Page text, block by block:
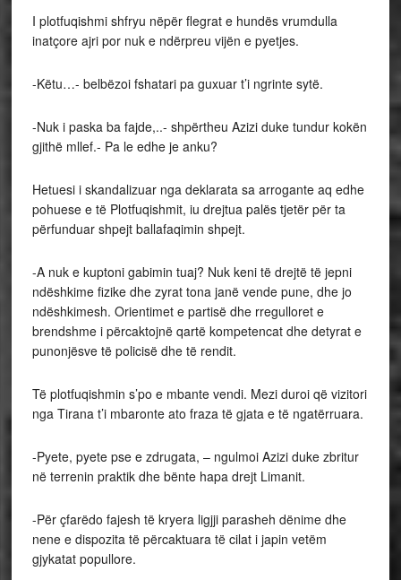
I plotfuqishmi shfryu nëpër flegrat e hundës vrumdulla
inatçore ajri por nuk e ndërpreu vijën e pyetjes.
-Këtu…- belbëzoi fshatari pa guxuar t’i ngrinte sytë.
-Nuk i paska ba fajde,..- shpërtheu Azizi duke tundur kokën
gjithë mllef.- Pa le edhe je anku?
Hetuesi i skandalizuar nga deklarata sa arrogante aq edhe
pohuese e të Plotfuqishmit, iu drejtua palës tjetër për ta
përfunduar shpejt ballafaqimin shpejt.
-A nuk e kuptoni gabimin tuaj? Nuk keni të drejtë të jepni
ndëshkime fizike dhe zyrat tona janë vende pune, dhe jo
ndëshkimesh. Orientimet e partisë dhe rregulloret e
brendshme i përcaktojnë qartë kompetencat dhe detyrat e
punonjësve të policisë dhe të rendit.
Të plotfuqishmin s’po e mbante vendi. Mezi duroi që vizitori
nga Tirana t’i mbaronte ato fraza të gjata e të ngatërruara.
-Pyete, pyete pse e zdrugata, – ngulmoi Azizi duke zbritur
në terrenin praktik dhe bënte hapa drejt Limanit.
-Për çfarëdo fajesh të kryera ligjji parasheh dënime dhe
nene e dispozita të përcaktuara të cilat i japin vetëm
gjykatat popullore.